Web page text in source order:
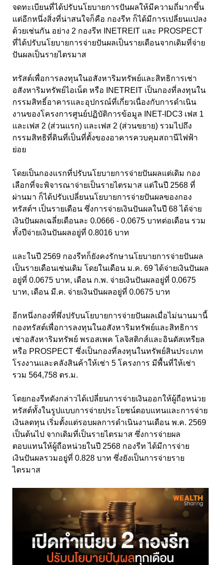
จดทะเบียนที่ได้ปรับนโยบายการปันผลให้มีความถี่มากขึ้น
แต่อีกหนึ่งสิ่งที่น่าสนใจก็คือ กองรีท ก็ได้มีการเปลี่ยนแปลง
ด้วยเช่นกัน อย่าง 2 กองรีท INETREIT และ PROSPECT
ที่ได้ปรับนโยบายการจ่ายปันผลเป็นรายเดือนจากเดิมที่จ่าย
ปันผลเป็นรายไตรมาส
ทรัสต์เพื่อการลงทุนในอสังหาริมทรัพย์และสิทธิการเช่า
อสังหาริมทรัพย์ไอเน็ต หรือ INETREIT เป็นกองที่ลงทุนใน
กรรมสิทธิ์อาคารและอุปกรณ์ที่เกี่ยวเนื่องกับการดำเนิน
งานของโครงการศูนย์ปฏิบัติการข้อมูล
INET-IDC3 เฟส 1
และเฟส 2 (ส่วนแรก) และเฟส 2 (ส่วนขยาย) รวมไปถึง
กรรมสิทธิที่ดินที่เป็นที่ตั้งของอาคารควบคุมสถานีไฟฟ้า
ย่อย
โดยเป็นกองแรกที่ปรับนโยบายการจ่ายปันผลแต่เดิม กอง
เลือกที่จะพิจารณาจ่ายเป็นรายไตรมาส แต่ในปี 2568 ที่
ผ่านมา ก็ได้ปรับเปลี่ยนนโยบายการจ่ายปันผลของกอง
ทรัสต์ฯ เป็นรายเดือน ซึ่งการจ่ายเงินปันผลในปี 68 ได้จ่าย
เงินปันผลเฉลี่ยเดือนละ 0.0666 - 0.0675 บาทต่อเดือน รวม
ทั้งปีจ่ายเงินปันผลอยู่ที่ 0.8016 บาท
และในปี 2569 กองรีทก็ยังคงรักษานโยบายการจ่ายปันผล
เป็นรายเดือนเช่นเดิม โดยในเดือน ม.ค. 69 ได้จ่ายเงินปันผล
อยู่ที่ 0.0675 บาท, เดือน ก.พ. จ่ายเงินปันผลอยู่ที่ 0.0675
บาท, เดือน มี.ค. จ่ายเงินปันผลอยู่ที่ 0.0675 บาท
อีกหนึ่งกองที่พึ่งปรับนโยบายการจ่ายปันผลเมื่อไม่นานมานี้
กองทรัสต์เพื่อการลงทุนในอสังหาริมทรัพย์และสิทธิการ
เช่าอสังหาริมทรัพย์ พรอสเพค โลจิสติกส์และอินดัสเทรียล
หรือ PROSPECT ซึ่งเป็นกองที่ลงทุนในทรัพย์สินประเภท
โรงงานและคลังสินค้าให้เช่า 5 โครงการ มีพื้นที่ให้เช่า
รวม 564,758 ตร.ม.
โดยกองรีทดังกล่าวได้เปลี่ยนการจ่ายเงินออกให้ผู้ถือหน่วย
ทรัสต์ทั้งในรูปแบบการจ่ายประโยชน์ตอบแทนและการจ่าย
เงินลดทุน เริ่มตั้งแต่รอบผลการดำเนินงานเดือน พ.ค. 2569
เป็นต้นไป จากเดิมที่เป็นรายไตรมาส ซึ่งการจ่ายผล
ตอบแทนให้ผู้ถือหน่วยในปี 2568 กองรีท ได้มีการจ่าย
เงินปันผลรวมอยู่ที่ 0.828 บาท ซึ่งยังเป็นการจ่ายราย
ไตรมาส